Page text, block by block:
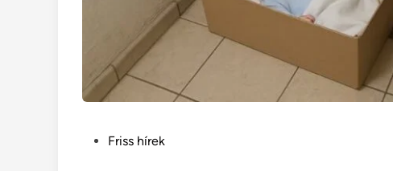
PostedFriss hírek